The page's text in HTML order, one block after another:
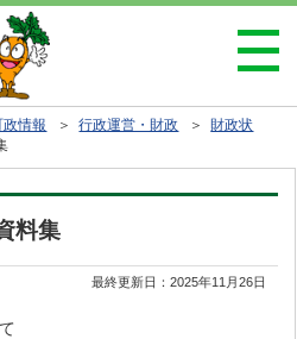
政情報 ＞行政運営・財政 ＞財政状
料集
最終更新日：2025年11月26日